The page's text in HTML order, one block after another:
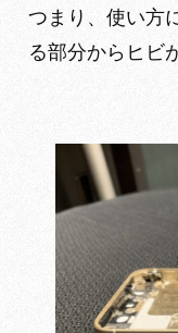
つまり、使い方
る部分からヒビ